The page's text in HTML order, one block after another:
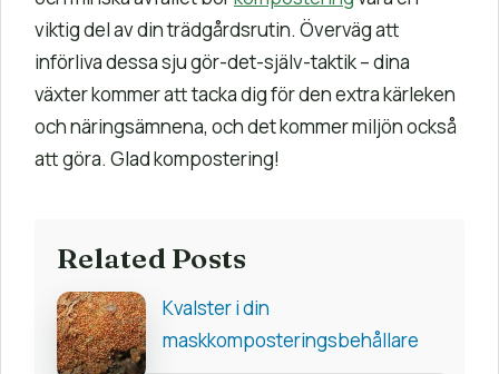
viktig del av din trädgårdsrutin. Överväg att
införliva dessa sju gör-det-själv-taktik – dina
växter kommer att tacka dig för den extra kärleken
och näringsämnena, och det kommer miljön också
att göra. Glad kompostering!
Related Posts
Kvalster i din
maskkomposteringsbehållare